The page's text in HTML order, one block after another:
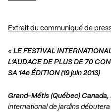
Extrait du communiqué de
« LE FESTIVAL
L’AUDACE DE PLUS DE 70
SA 14e ÉDITION (19 juin 2013)
Grand-Métis (Québec) Canada,
international de jardins débutera